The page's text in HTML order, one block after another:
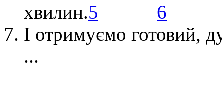
хвилин.
І отримуємо готовий,
...